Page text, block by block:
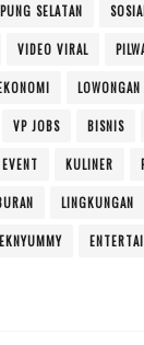
SELATAN
VIDEO VIRAL
VP JOBS BISNIS
EVENT KULINER
LINGKUNGAN